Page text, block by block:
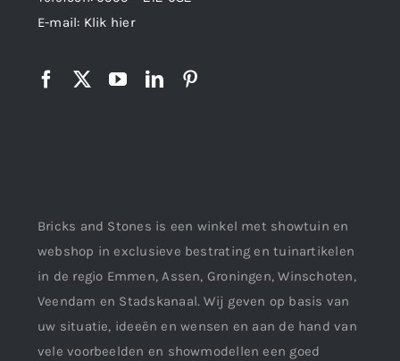
E-mail: Klik hier
Bricks and Stones is een winkel met showtuin en
webshop in exclusieve bestrating en tuinartikelen
in de regio Emmen, Assen, Groningen, Winschoten,
Veendam en Stadskanaal. Wij geven op basis van
uw situatie, ideeën en wensen en aan de hand van
vele voorbeelden en showmodellen een goed